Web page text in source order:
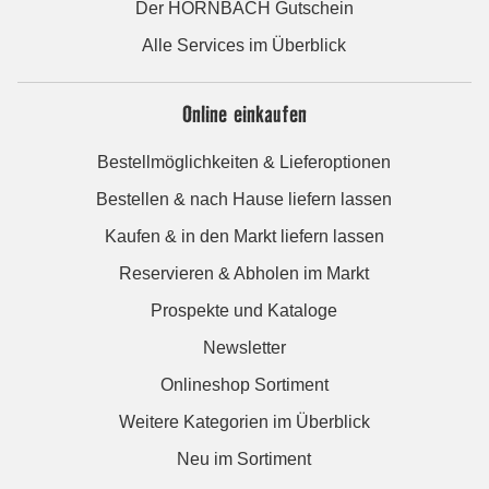
Der HORNBACH Gutschein
Alle Services im Überblick
Online einkaufen
Bestellmöglichkeiten & Lieferoptionen
Bestellen & nach Hause liefern lassen
Kaufen & in den Markt liefern lassen
Reservieren & Abholen im Markt
Prospekte und Kataloge
Newsletter
Onlineshop Sortiment
Weitere Kategorien im Überblick
Neu im Sortiment